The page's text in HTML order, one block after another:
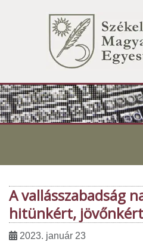
A vallásszabadság
hitünkért, jövőnkért
2023. január 23